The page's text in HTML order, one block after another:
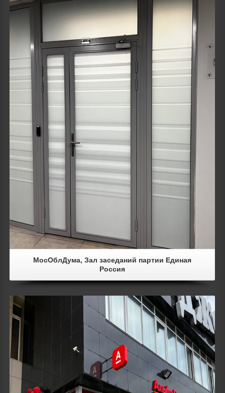
Details
МосОблДума, Зал заседаний партии Единая
Россия
Details